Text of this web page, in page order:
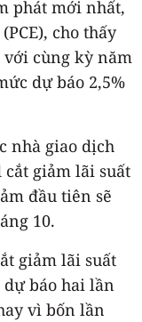
phát mới nhất,
cho thấy
với cùng kỳ năm
dự báo 2,5%
nhà giao dịch
cắt giảm lãi suất
đầu tiên sẽ
10.
giảm lãi suất
báo hai lần
vì bốn lần